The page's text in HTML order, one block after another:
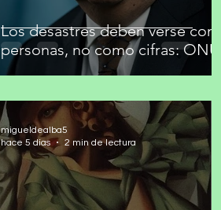
Los desastres deben verse como
personas, no como cifras: ONU
migueldealba5
hace 5 días
2 min de lectura